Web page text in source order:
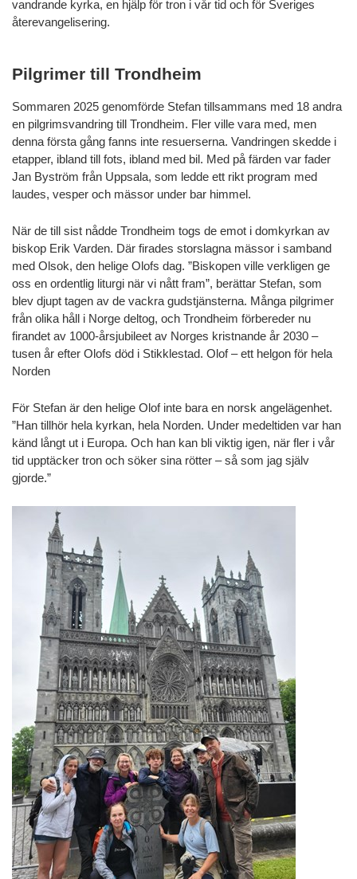
vandrande kyrka, en hjälp för tron i vår tid och för Sveriges
återevangelisering.
Pilgrimer till Trondheim
Sommaren 2025 genomförde Stefan tillsammans med 18 andra
en pilgrimsvandring till Trondheim. Fler ville vara med, men
denna första gång fanns inte resuerserna. Vandringen skedde i
etapper, ibland till fots, ibland med bil. Med på färden var fader
Jan Byström från Uppsala, som ledde ett rikt program med
laudes, vesper och mässor under bar himmel.
När de till sist nådde Trondheim togs de emot i domkyrkan av
biskop Erik Varden. Där firades storslagna mässor i samband
med Olsok, den helige Olofs dag. ”Biskopen ville verkligen ge
oss en ordentlig liturgi när vi nått fram”, berättar Stefan, som
blev djupt tagen av de vackra gudstjänsterna. Många pilgrimer
från olika håll i Norge deltog, och Trondheim förbereder nu
firandet av 1000-årsjubileet av Norges kristnande år 2030 –
tusen år efter Olofs död i Stikklestad. Olof – ett helgon för hela
Norden
För Stefan är den helige Olof inte bara en norsk angelägenhet.
”Han tillhör hela kyrkan, hela Norden. Under medeltiden var han
känd långt ut i Europa. Och han kan bli viktig igen, när fler i vår
tid upptäcker tron och söker sina rötter – så som jag själv
gjorde.”